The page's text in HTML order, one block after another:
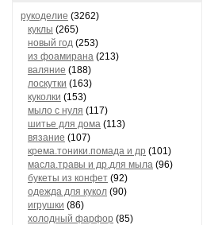
рукоделие (3262)
куклы (265)
новый год (253)
из фоамирана (213)
валяние (188)
лоскутки (163)
куколки (153)
мыло с нуля (117)
шитье для дома (113)
вязание (107)
крема.тоники.помада и др (101)
масла.травы и др.для мыла (96)
букеты из конфет (92)
одежда для кукол (90)
игрушки (86)
холодный фарфор (85)